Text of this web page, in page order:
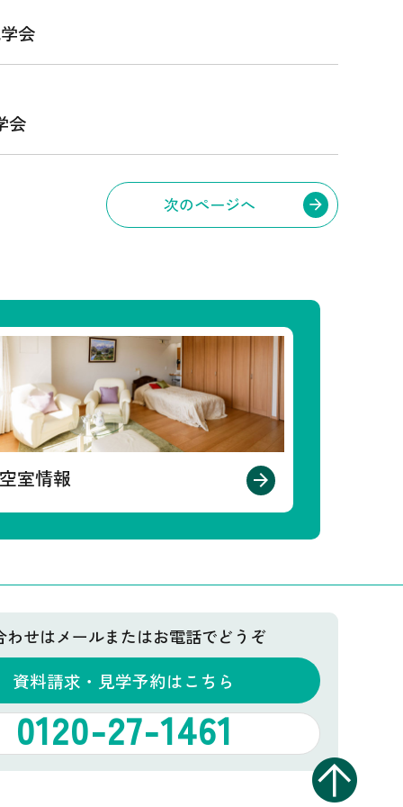
会
会
次のページへ
空室情報
わせはメールまたはお電話でどうぞ
資料請求・見学予約はこちら
0120-27-1461